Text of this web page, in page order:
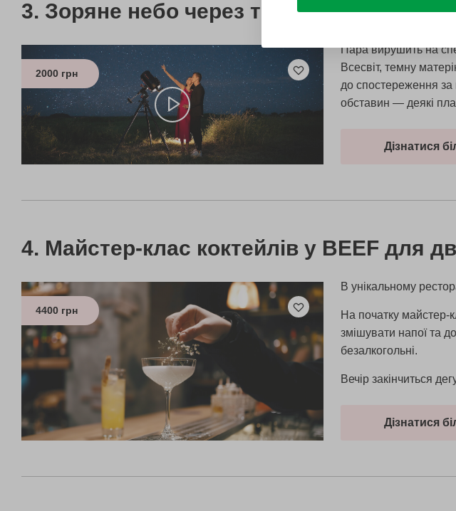
Зоряне небо через телескоп
2000 грн
Пара вирушить на
Всесвіт, темну
до спостереження за
обставин — деякі
Дізнатися
Майстер-клас коктейлів у BEEF для
4400 грн
В унікальному
На початку майстер-
змішувати напої та
безалкогольні.
Вечір закінчиться
Дізнатися